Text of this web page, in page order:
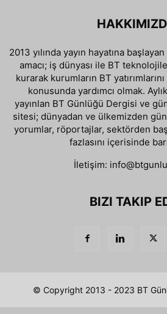
2013 yılında yayın hayatına
amacı; iş dünyası ile BT
kurarak kurumların BT
konusunda yardımcı olmak.
yayınlan BT Günlüğü Dergisi ve
sitesi; dünyadan ve ülkemizden
yorumlar, röportajlar, sektörden
fazlasını içerisinde
İletişim:
BIZI TAKIP
© Copyright 2013 - 2023 BT